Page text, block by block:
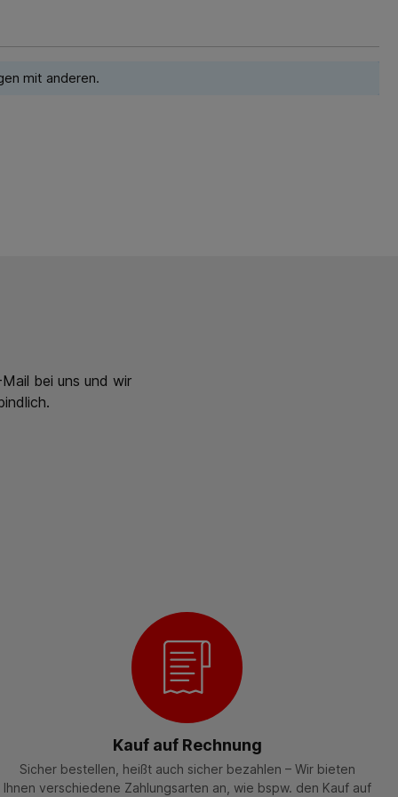
mit anderen.
bei uns und wir
Kauf auf Rechnung
Sicher bestellen, heißt auch sicher bezahlen – Wir bieten
Ihnen verschiedene Zahlungsarten an, wie bspw. den Kauf auf